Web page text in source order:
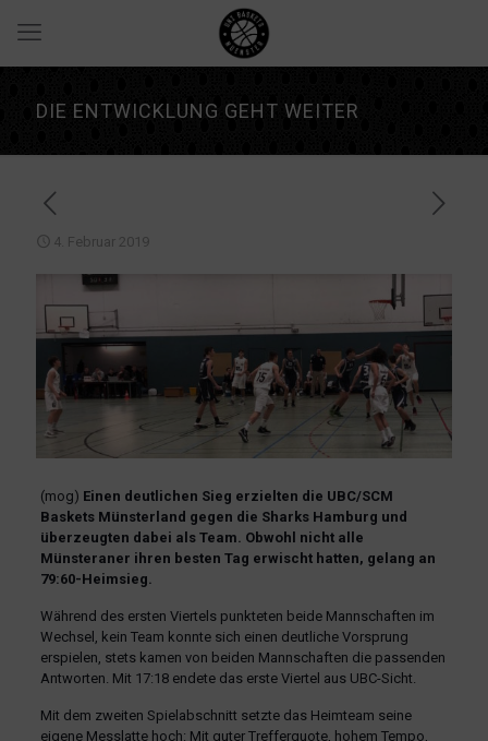
DIE ENTWICKLUNG GEHT WEITER
4. Februar 2019
(mog) Einen deutlichen Sieg erzielten die UBC/SCM
Baskets Münsterland gegen die Sharks Hamburg und
überzeugten dabei als Team. Obwohl nicht alle
Münsteraner ihren besten Tag erwischt hatten, gelang an
79:60-Heimsieg.
Während des ersten Viertels punkteten beide Mannschaften im
Wechsel, kein Team konnte sich einen deutliche Vorsprung
erspielen, stets kamen von beiden Mannschaften die passenden
Antworten. Mit 17:18 endete das erste Viertel aus UBC-Sicht.
Mit dem zweiten Spielabschnitt setzte das Heimteam seine
eigene Messlatte hoch: Mit guter Trefferquote, hohem Tempo,